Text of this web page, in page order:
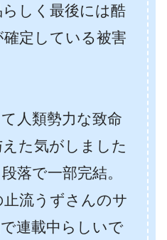
しく最後には酷
定している被害
人類勢力な致命
た気がしました
落で一部完結。
流うずさんのサ
連載中らしいで